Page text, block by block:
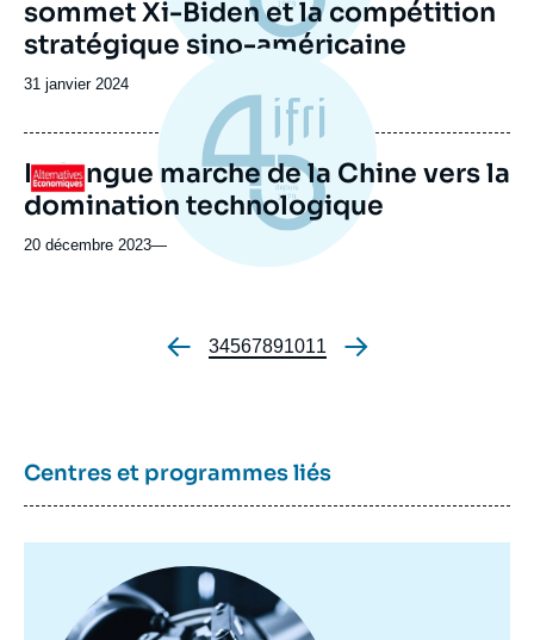
sommet Xi-Biden et la compétition
stratégique sino-américaine
Date
publication
31 janvier 2024
Logo
La longue marche de la Chine vers la
domination technologique
20 décembre 2023—
Pagination
Page
3Page
4Page
5Page
6Page
7Page
8Page
9Page
10Page
11
Centres et programmes liés
principale